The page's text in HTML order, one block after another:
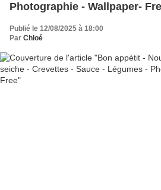
Photographie - Wallpaper-
Publié le 12/08/2025 à 18:00
Par Chloé